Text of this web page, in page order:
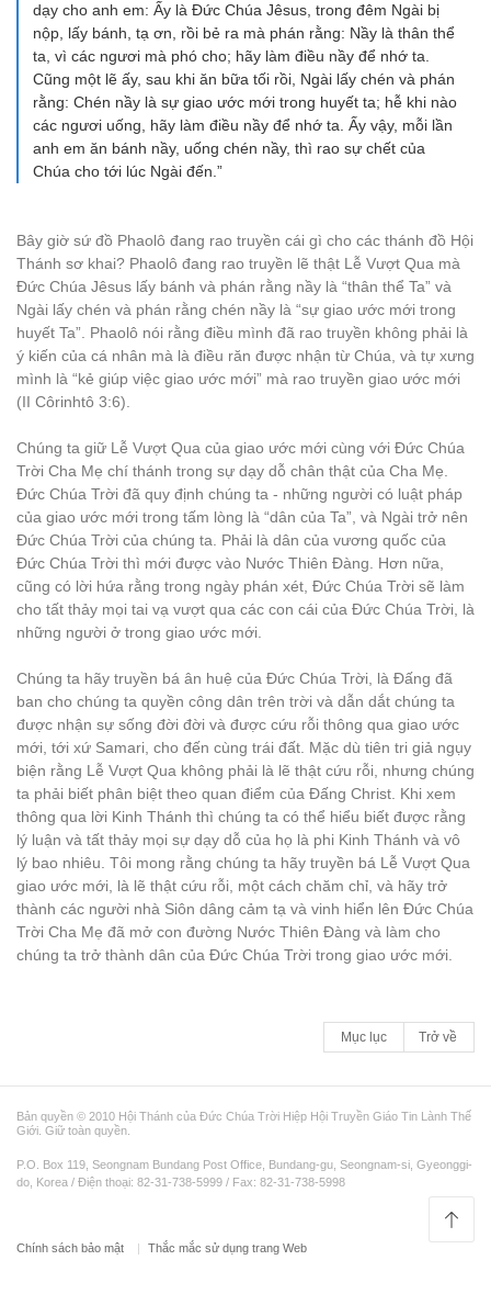
dạy cho anh em: Ấy là Đức Chúa Jêsus, trong đêm Ngài bị
nộp, lấy bánh, tạ ơn, rồi bẻ ra mà phán rằng: Nầy là thân thể
ta, vì các ngươi mà phó cho; hãy làm điều nầy để nhớ ta.
Cũng một lẽ ấy, sau khi ăn bữa tối rồi, Ngài lấy chén và phán
rằng: Chén nầy là sự giao ước mới trong huyết ta; hễ khi nào
các ngươi uống, hãy làm điều nầy để nhớ ta. Ấy vậy, mỗi lần
anh em ăn bánh nầy, uống chén nầy, thì rao sự chết của
Chúa cho tới lúc Ngài đến.”
Bây giờ sứ đồ Phaolô đang rao truyền cái gì cho các thánh đồ Hội
Thánh sơ khai? Phaolô đang rao truyền lẽ thật Lễ Vượt Qua mà
Đức Chúa Jêsus lấy bánh và phán rằng nầy là “thân thể Ta” và
Ngài lấy chén và phán rằng chén nầy là “sự giao ước mới trong
huyết Ta”. Phaolô nói rằng điều mình đã rao truyền không phải là
ý kiến của cá nhân mà là điều răn được nhận từ Chúa, và tự xưng
mình là “kẻ giúp việc giao ước mới” mà rao truyền giao ước mới
(II Côrinhtô 3:6).
Chúng ta giữ Lễ Vượt Qua của giao ước mới cùng với Đức Chúa
Trời Cha Mẹ chí thánh trong sự dạy dỗ chân thật của Cha Mẹ.
Đức Chúa Trời đã quy định chúng ta - những người có luật pháp
của giao ước mới trong tấm lòng là “dân của Ta”, và Ngài trở nên
Đức Chúa Trời của chúng ta. Phải là dân của vương quốc của
Đức Chúa Trời thì mới được vào Nước Thiên Đàng. Hơn nữa,
cũng có lời hứa rằng trong ngày phán xét, Đức Chúa Trời sẽ làm
cho tất thảy mọi tai vạ vượt qua các con cái của Đức Chúa Trời, là
những người ở trong giao ước mới.
Chúng ta hãy truyền bá ân huệ của Đức Chúa Trời, là Đấng đã
ban cho chúng ta quyền công dân trên trời và dẫn dắt chúng ta
được nhận sự sống đời đời và được cứu rỗi thông qua giao ước
mới, tới xứ Samari, cho đến cùng trái đất. Mặc dù tiên tri giả ngụy
biện rằng Lễ Vượt Qua không phải là lẽ thật cứu rỗi, nhưng chúng
ta phải biết phân biệt theo quan điểm của Đấng Christ. Khi xem
thông qua lời Kinh Thánh thì chúng ta có thể hiểu biết được rằng
lý luận và tất thảy mọi sự dạy dỗ của họ là phi Kinh Thánh và vô
lý bao nhiêu. Tôi mong rằng chúng ta hãy truyền bá Lễ Vượt Qua
giao ước mới, là lẽ thật cứu rỗi, một cách chăm chỉ, và hãy trở
thành các người nhà Siôn dâng cảm tạ và vinh hiển lên Đức Chúa
Trời Cha Mẹ đã mở con đường Nước Thiên Đàng và làm cho
chúng ta trở thành dân của Đức Chúa Trời trong giao ước mới.
Mục lục Trở về
Bản quyền © 2010 Hội Thánh của Đức Chúa Trời Hiệp Hội Truyền Giáo Tin Lành Thế
Giới. Giữ toàn quyền.
P.O. Box 119, Seongnam Bundang Post Office, Bundang-gu, Seongnam-si, Gyeonggi-
do, Korea / Điện thoại: 82-31-738-5999 / Fax: 82-31-738-5998
Chính sách bảo mật Thắc mắc sử dụng trang Web